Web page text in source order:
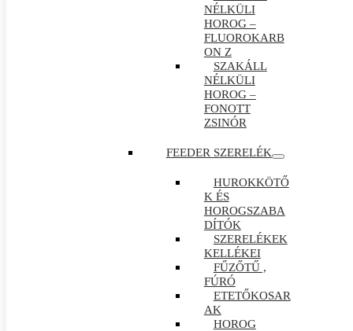
NÉLKÜLI
HOROG –
FLUOROKARB
ON Z
SZAKÁLL
NÉLKÜLI
HOROG –
FONOTT
ZSINÓR
FEEDER SZERELÉK
HUROKKÖTŐ
K ÉS
HOROGSZABA
DÍTÓK
SZERELÉKEK
KELLÉKEI
FŰZŐTŰ ,
FÚRÓ
ETETŐKOSAR
AK
HOROG